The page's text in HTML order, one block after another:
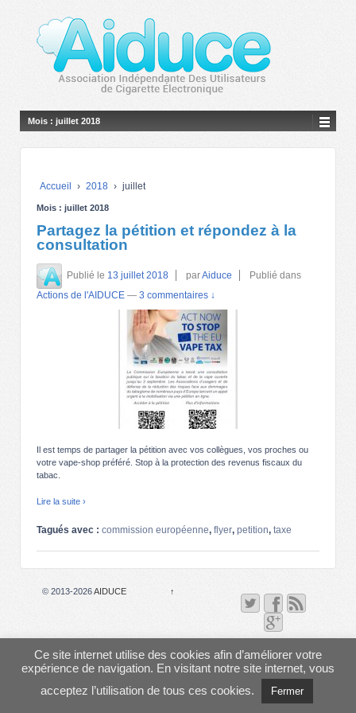
Mois : juillet 2018
Accueil › 2018 › juillet
Mois : juillet 2018
Partagez la pétition et répondez à la
consultation
Publié le 13 juillet 2018 parAiduce
Publié dans
Actions de l'AIDUCE — 3 commentaires ↓
Il est temps de partager la pétition avec vos collègues, vos proches ou
votre vape-shop préféré. Stop à la protection des revenus fiscaux du
tabac.
Lire la suite ›
Tagués avec : commission européenne, flyer, petition, taxe
© 2013-2026AIDUCE ↑
Ce site internet utilise des cookies afin d’améliorer votre
expérience de navigation. En visitant notre site internet, vous
acceptez l’utilisation de tous ces cookies.
Fermer